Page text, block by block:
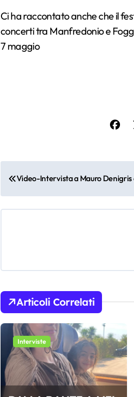
Ci ha raccontato anche che il
concerti tra Manfredonio e
7 maggio
N
a
v
a
z
i
o
n
e
Video-Intervista a Mauro Denigris
Articoli Correlati
Interviste